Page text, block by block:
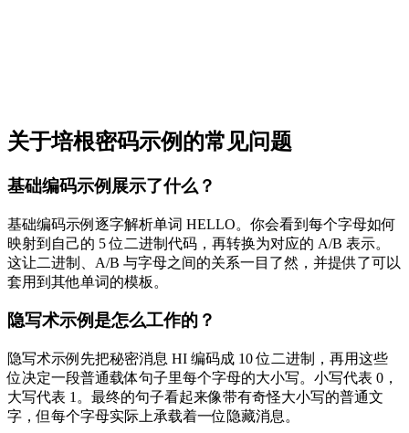
关于培根密码示例的常见问题
基础编码示例展示了什么？
基础编码示例逐字解析单词 HELLO。你会看到每个字母如何
映射到自己的 5 位二进制代码，再转换为对应的 A/B 表示。
这让二进制、A/B 与字母之间的关系一目了然，并提供了可以
套用到其他单词的模板。
隐写术示例是怎么工作的？
隐写术示例先把秘密消息 HI 编码成 10 位二进制，再用这些
位决定一段普通载体句子里每个字母的大小写。小写代表 0，
大写代表 1。最终的句子看起来像带有奇怪大小写的普通文
字，但每个字母实际上承载着一位隐藏消息。